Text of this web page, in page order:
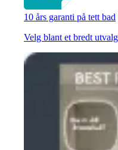
10 års garanti på tett bad
Velg blant et bredt